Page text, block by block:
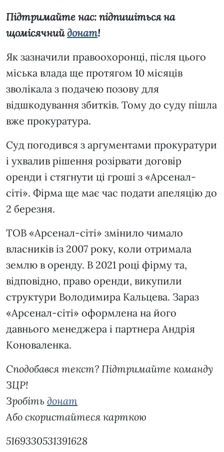
Підтримайте нас: підпишіться на
щомісячнийдонат!
Як зазначили правоохоронці, після цього
міська влада ще протягом 10 місяців
зволікала з подачею позову для
відшкодування збитків. Тому до суду пішла
вже прокуратура.
Суд погодився з аргументами прокуратури
і ухвалив рішення розірвати договір
оренди і стягнути ці гроші з «Арсенал-
сіті». Фірма ще має час подати апеляцію до
2 березня.
ТОВ «Арсенал-сіті» змінило чимало
власників із 2007 року, коли отримала
землю в оренду. В 2021 році фірму та,
відповідно, право оренди, викупили
структури Володимира Кальцева. Зараз
«Арсенал-сіті» оформлена на його
давнього менеджера і партнера Андрія
Коноваленка.
Сподобався текст? Підтримайте команду
ЗЦР!
Зробіть донат
Або скористайтеся карткою
5169330531391628